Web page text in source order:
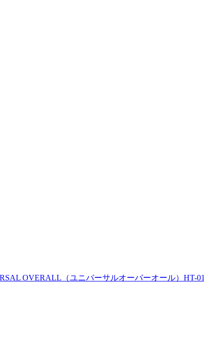
OVERALL（ユニバーサルオーバーオール）HT-01